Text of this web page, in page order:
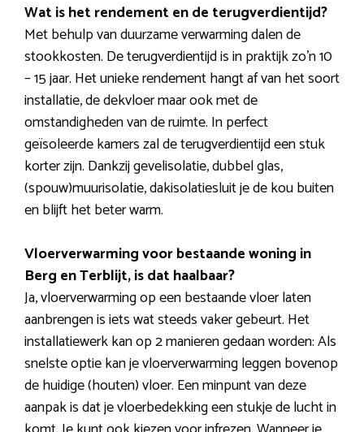
Wat is het rendement en de terugverdientijd?
Met behulp van duurzame verwarming dalen de
stookkosten. De terugverdientijd is in praktijk zo’n 10
– 15 jaar. Het unieke rendement hangt af van het soort
installatie, de dekvloer maar ook met de
omstandigheden van de ruimte. In perfect
geïsoleerde kamers zal de terugverdientijd een stuk
korter zijn. Dankzij gevelisolatie, dubbel glas,
(spouw)muurisolatie, dakisolatiesluit je de kou buiten
en blijft het beter warm.
Vloerverwarming voor bestaande woning in
Berg en Terblijt, is dat haalbaar?
Ja, vloerverwarming op een bestaande vloer laten
aanbrengen is iets wat steeds vaker gebeurt. Het
installatiewerk kan op 2 manieren gedaan worden: Als
snelste optie kan je vloerverwarming leggen bovenop
de huidige (houten) vloer. Een minpunt van deze
aanpak is dat je vloerbedekking een stukje de lucht in